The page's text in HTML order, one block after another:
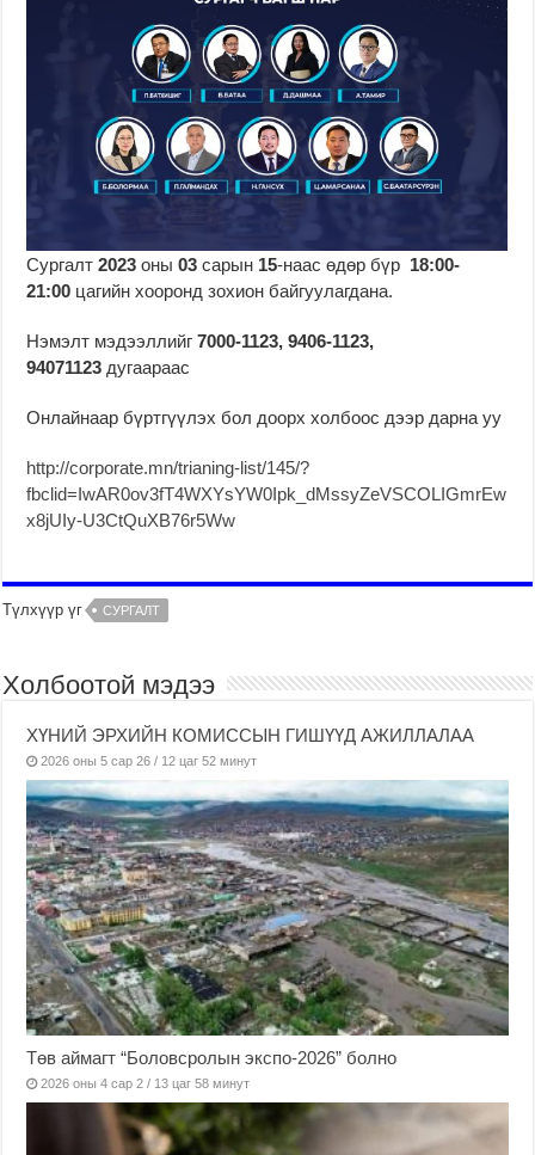
Сургалт2023 оны 03 сарын 15-наас өдөр бүр 18:00-
21:00 цагийн хооронд зохион байгуулагдана.
Нэмэлт мэдээллийг7000-1123, 9406-1123,
94071123 дугаараас
Онлайнаар бүртгүүлэх бол доорх холбоос дээр дарна уу
http://corporate.mn/trianing-list/145/?
fbclid=IwAR0ov3fT4WXYsYW0Ipk_dMssyZeVSCOLIGmrEw
x8jUIy-U3CtQuXB76r5Ww
Түлхүүр үг СУРГАЛТ
Холбоотой мэдээ
ХҮНИЙ ЭРХИЙН КОМИССЫН ГИШҮҮД АЖИЛЛАЛАА
2026 оны 5 сар 26 / 12 цаг 52 минут
Төв аймагт “Боловсролын экспо-2026” болно
2026 оны 4 сар 2 / 13 цаг 58 минут